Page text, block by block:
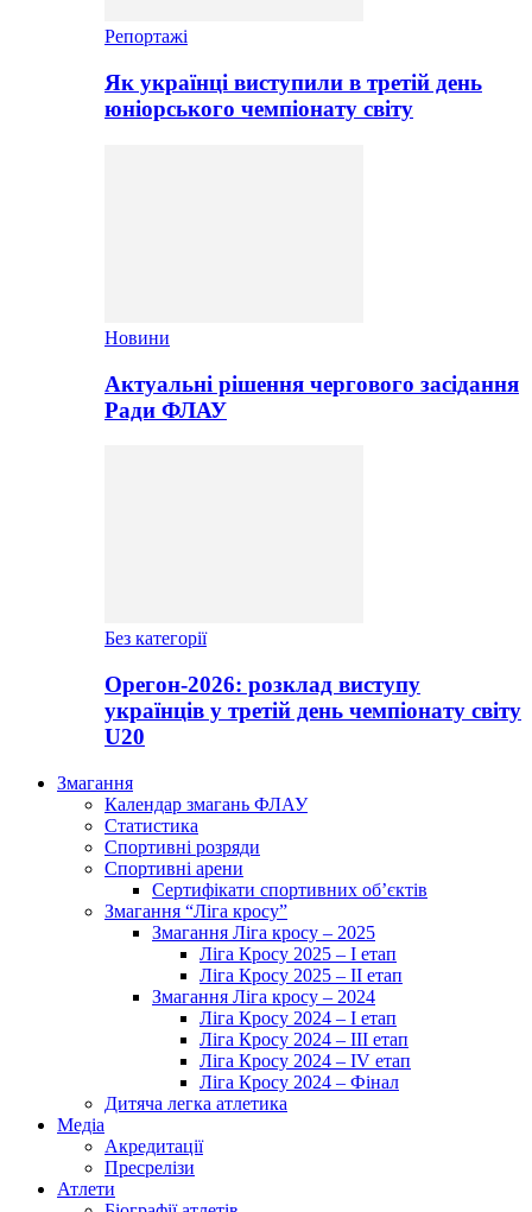
Репортажі
Як українці виступили в третій день
юніорського чемпіонату світу
Новини
Актуальні рішення чергового засідання
Ради ФЛАУ
Без категорії
Орегон-2026: розклад виступу
українців у третій день чемпіонату світу
U20
Змагання
Календар змагань ФЛАУ
Статистика
Спортивні розряди
Спортивні арени
Сертифікати спортивних об’єктів
Змагання “Ліга кросу”
Змагання Ліга кросу – 2025
Ліга Кросу 2025 – I етап
Ліга Кросу 2025 – II етап
Змагання Ліга кросу – 2024
Ліга Кросу 2024 – I етап
Ліга Кросу 2024 – III етап
Ліга Кросу 2024 – IV етап
Ліга Кросу 2024 – Фінал
Дитяча легка атлетика
Медіа
Акредитації
Пресрелізи
Атлети